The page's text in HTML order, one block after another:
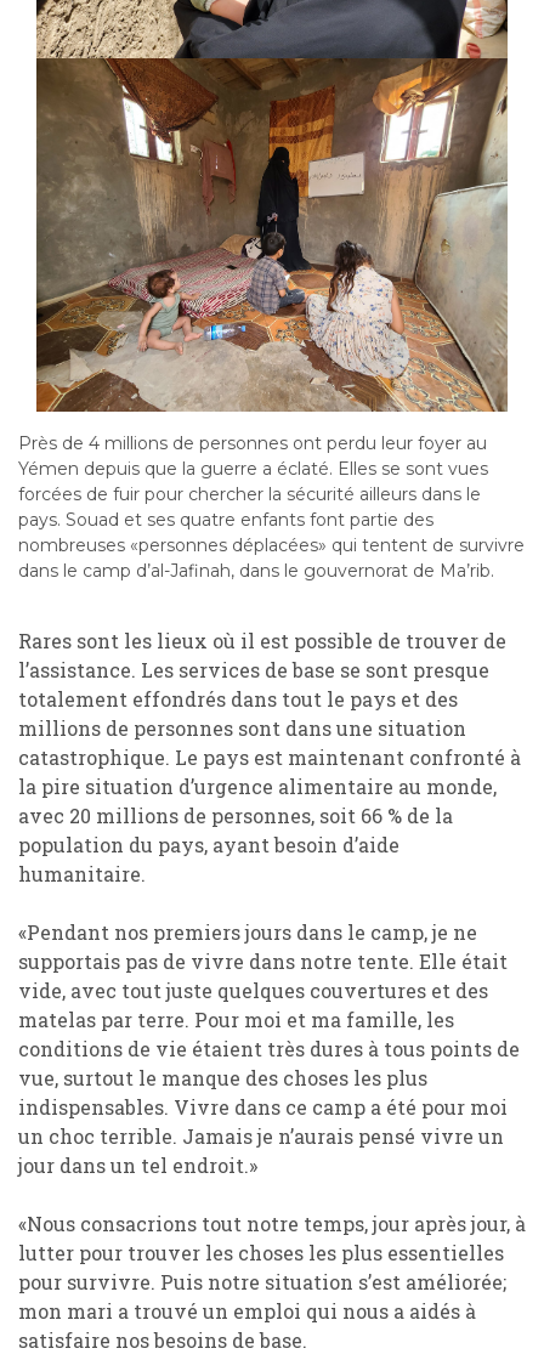
Près de 4 millions de personnes ont perdu leur foyer au
Yémen depuis que la guerre a éclaté. Elles se sont vues
forcées de fuir pour chercher la sécurité ailleurs dans le
pays. Souad et ses quatre enfants font partie des
nombreuses «personnes déplacées» qui tentent de survivre
dans le camp d’al-Jafinah, dans le gouvernorat de Ma’rib.
Rares sont les lieux où il est possible de trouver de
l’assistance. Les services de base se sont presque
totalement effondrés dans tout le pays et des
millions de personnes sont dans une situation
catastrophique. Le pays est maintenant confronté à
la pire situation d’urgence alimentaire au monde,
avec 20 millions de personnes, soit 66 % de la
population du pays, ayant besoin d’aide
humanitaire.
«Pendant nos premiers jours dans le camp, je ne
supportais pas de vivre dans notre tente. Elle était
vide, avec tout juste quelques couvertures et des
matelas par terre. Pour moi et ma famille, les
conditions de vie étaient très dures à tous points de
vue, surtout le manque des choses les plus
indispensables. Vivre dans ce camp a été pour moi
un choc terrible. Jamais je n’aurais pensé vivre un
jour dans un tel endroit.»
«Nous consacrions tout notre temps, jour après jour, à
lutter pour trouver les choses les plus essentielles
pour survivre. Puis notre situation s’est améliorée;
mon mari a trouvé un emploi qui nous a aidés à
satisfaire nos besoins de base.